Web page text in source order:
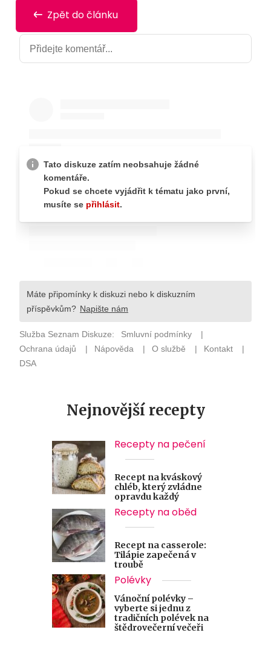
Zpět do článku
Nejnovější recepty
Recepty na pečení
Recept na kváskový
chléb, který zvládne
opravdu každý
Recepty na oběd
Recept na casserole:
Tilápie zapečená v
troubě
Polévky
Vánoční polévky –
vyberte si jednu z
tradičních polévek na
štědrovečerní večeři